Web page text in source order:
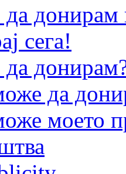
да
сега!
да
моето